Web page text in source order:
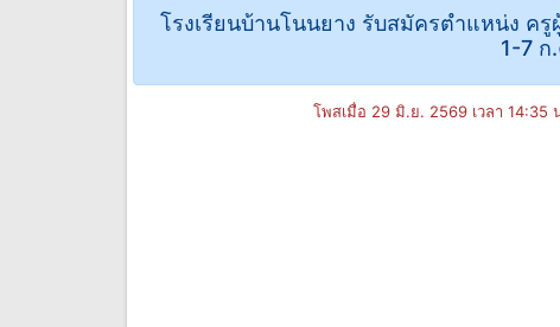
โรงเรียนบ้านโนนยาง รับสมัครตำแหน่ง ค
1-7 ก
โพสเมื่อ 29 มิ.ย. 2569 เวลา 14:35